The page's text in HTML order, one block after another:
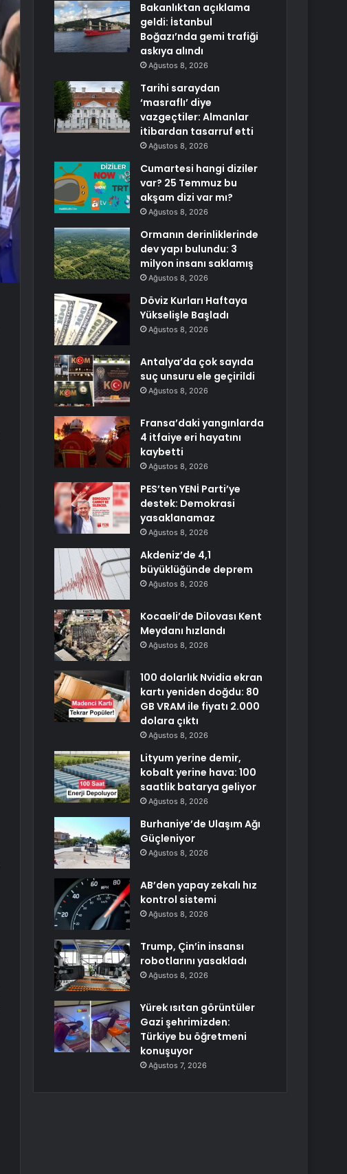
Bakanlıktan açıklama
geldi: İstanbul
Boğazı’nda gemi trafiği
askıya alındı
Ağustos 8, 2026
Tarihi saraydan
‘masraflı’ diye
vazgeçtiler: Almanlar
itibardan tasarruf etti
Ağustos 8, 2026
Cumartesi hangi diziler
var? 25 Temmuz bu
akşam dizi var mı?
Ağustos 8, 2026
Ormanın derinliklerinde
dev yapı bulundu: 3
milyon insanı saklamış
Ağustos 8, 2026
Döviz Kurları Haftaya
Yükselişle Başladı
Ağustos 8, 2026
Antalya’da çok sayıda
suç unsuru ele geçirildi
Ağustos 8, 2026
Fransa’daki yangınlarda
4 itfaiye eri hayatını
kaybetti
Ağustos 8, 2026
PES’ten YENİ Parti’ye
destek: Demokrasi
yasaklanamaz
Ağustos 8, 2026
Akdeniz’de 4,1
büyüklüğünde deprem
Ağustos 8, 2026
Kocaeli’de Dilovası Kent
Meydanı hızlandı
Ağustos 8, 2026
100 dolarlık Nvidia ekran
kartı yeniden doğdu: 80
GB VRAM ile fiyatı 2.000
dolara çıktı
Ağustos 8, 2026
Lityum yerine demir,
kobalt yerine hava: 100
saatlik batarya geliyor
Ağustos 8, 2026
Burhaniye’de Ulaşım Ağı
Güçleniyor
Ağustos 8, 2026
AB’den yapay zekalı hız
kontrol sistemi
Ağustos 8, 2026
Trump, Çin’in insansı
robotlarını yasakladı
Ağustos 8, 2026
Yürek ısıtan görüntüler
Gazi şehrimizden:
Türkiye bu öğretmeni
konuşuyor
Ağustos 7, 2026